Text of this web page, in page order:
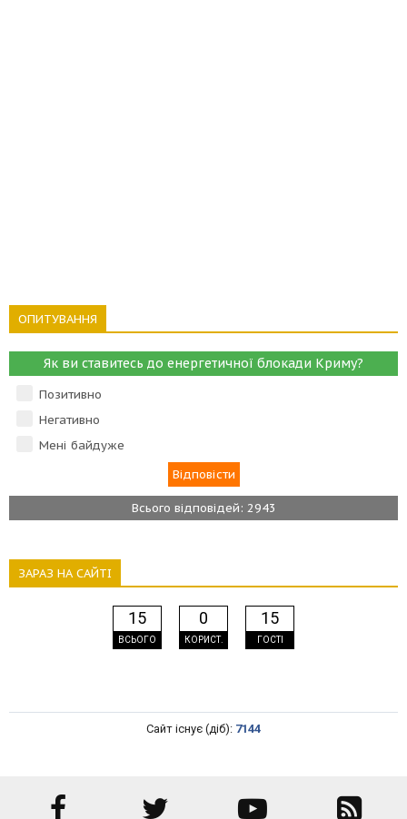
ОПИТУВАННЯ
Як ви ставитесь до енергетичної блокади Криму?
Позитивно
Негативно
Мені байдуже
Всього відповідей: 2943
ЗАРАЗ НА САЙТІ
15
ВСЬОГО
0
КОРИСТ.
15
ГОСТІ
Сайт існує (діб): 7144